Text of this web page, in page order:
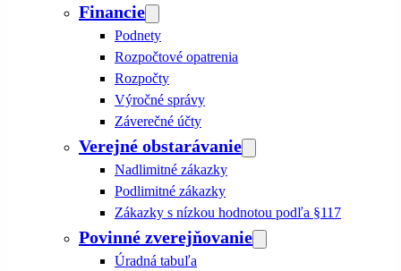
Financie
Podnety
Rozpočtové opatrenia
Rozpočty
Výročné správy
Záverečné účty
Verejné obstarávanie
Nadlimitné zákazky
Podlimitné zákazky
Zákazky s nízkou hodnotou podľa §117
Povinné zverejňovanie
Úradná tabuľa